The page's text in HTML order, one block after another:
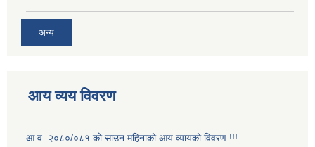
अन्य
आय व्यय विवरण
आ.व. २०८०/०८१ को साउन महिनाको आय व्यायको विवरण !!!